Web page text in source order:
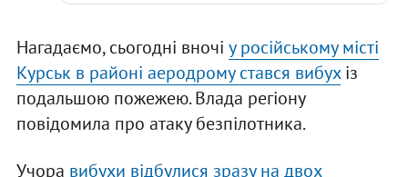
Нагадаємо, сьогодні вночі у російському місті
Курськ в районі аеродрому стався вибухіз
подальшою пожежею. Влада регіону
повідомила про атаку безпілотника.
Учора вибухи відбулися зразу на двох